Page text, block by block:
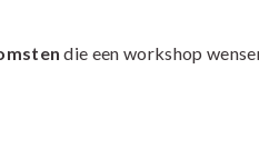
die een workshop